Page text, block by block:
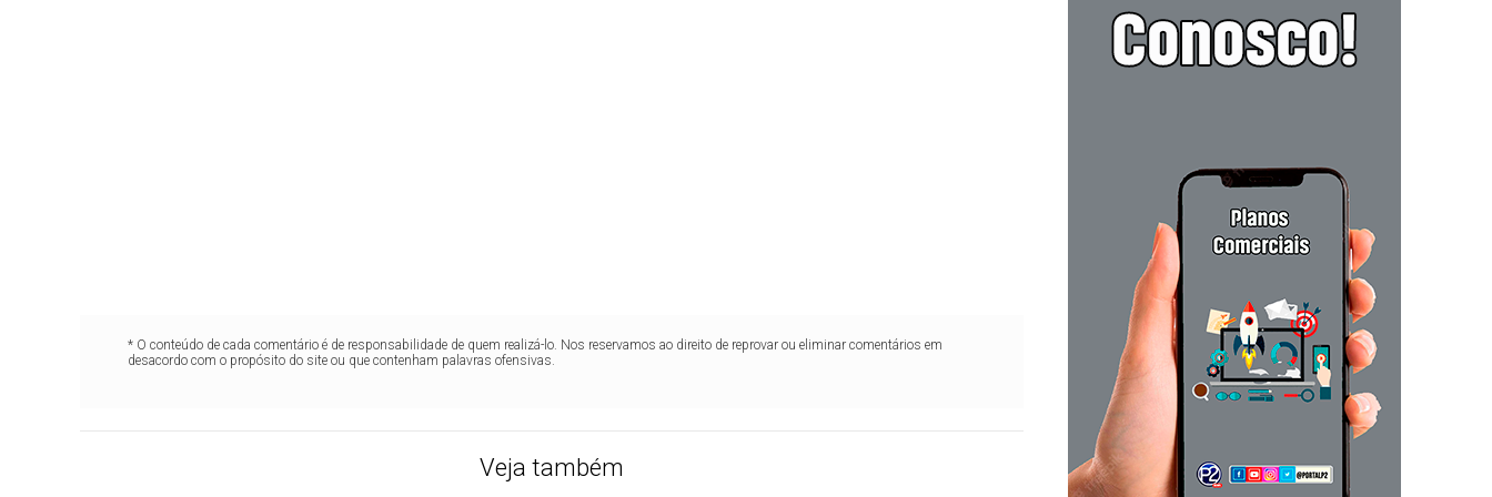
* O conteúdo de cada comentário é de responsabilidade de quem realizá-lo. Nos reservamos ao direito de reprovar ou eliminar comentários em
desacordo com o propósito do site ou que contenham palavras ofensivas.
Veja também